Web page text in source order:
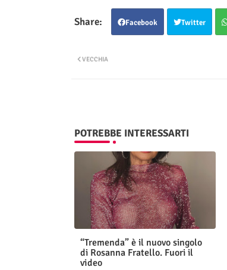
Facebook Twitter
VECCHIA
POTREBBE INTERESSARTI
“Tremenda” è il nuovo singolo
di Rosanna Fratello. Fuori il
video